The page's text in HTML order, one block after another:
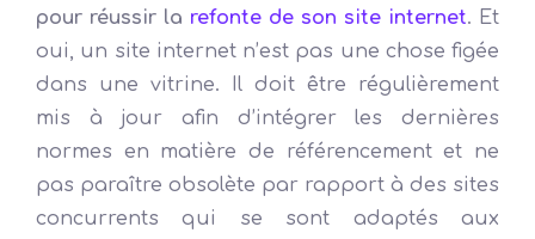
pour réussir la refonte de son site internet. Et
oui, un site internet n’est pas une chose figée
dans une vitrine. Il doit être régulièrement
mis à jour afin d’intégrer les dernières
normes en matière de référencement et ne
pas paraître obsolète par rapport à des sites
concurrents qui se sont adaptés aux